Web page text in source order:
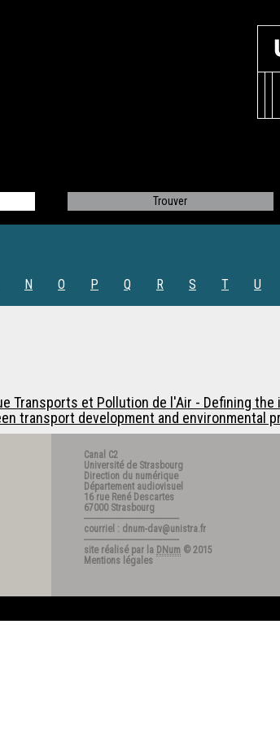
N O P Q R S T U
Transports et Pollution de l'Air - Defining the
transport development and environmental
Canal C2
Université de Strasbourg
Direction du numérique
Département audiovisuel
16 rue René Descartes
67000 Strasbourg
---------------------------------------
courriel : dnum-dav@unistra.fr
---------------------------------------
site réalisé par la DNum © 2015
Mentions légales